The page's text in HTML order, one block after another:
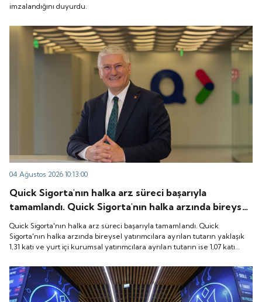
imzalandığını duyurdu.
04 Ağustos 2026 10:13:00
Quick Sigorta'nın halka arz süreci başarıyla
tamamlandı. Quick Sigorta'nın halka arzında bireysel
yatırımcılara ayrılan tutarın yaklaşık 1,31 katı ve yurt
içi kurumsal yatırımcılara ayrılan tutarın ise 1,07 katı
talep geldi. Quick Sigorta, 6 Ağustos 2026 tarihinde
görmeye başlayacak.
Quick Sigorta'nın halka arz süreci başarıyla tamamlandı. Quick
Sigorta'nın halka arzında bireysel yatırımcılara ayrılan tutarın yaklaşık
1,31 katı ve yurt içi kurumsal yatırımcılara ayrılan tutarın ise 1,07 katı
koduyla Borsa İstanbul'da işlem görmeye başlayacak.